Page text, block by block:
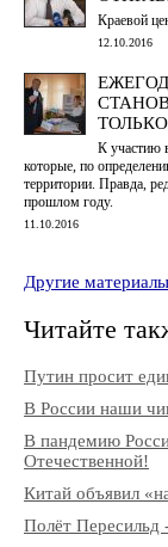
Краевой
12.10.2016
К участию
которые, по
территории. Правда,
прошлом году.
11.10.2016
Другие
Читайте
Путин просит
В России наши
В пандемию
Отечественной!
Китай объявил
Полёт Пересильд